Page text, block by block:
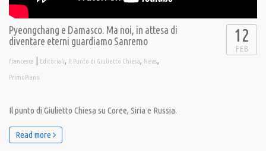
Pyeongchang e Damasco. Ma noi, in attesa di
diventare eterni guardiamo Sanremo
francesca | Editoriali, Il Punto di Giulietto Chiesa, News,
PrimoPiano
12
FEB
Il punto di Giulietto Chiesa su Coree, Siria e Russia.
Read more